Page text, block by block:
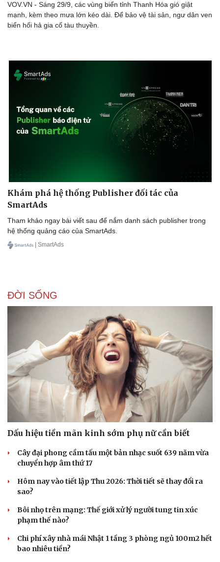
Văn học
Âm nhạc
VOV.VN - Sáng 29/9, các vùng biển tỉnh Thanh Hóa gió giật
mạnh, kèm theo mưa lớn kéo dài. Để bảo vệ tài sản, ngư dân ven
biển hối hả gia cố tàu thuyền.
Khám phá hệ thống Publisher đối tác của
SmartAds
Tham khảo ngay bài viết sau để nắm danh sách publisher trong
hệ thống quảng cáo của SmartAds.
| SmartAds
ĐỜI SỐNG
Dấu hiệu tiền mãn kinh sớm phụ nữ cần biết
Cây đại phong cầm tấu một bản nhạc suốt 639 năm vừa
chuyển hợp âm thứ 17
Hôm nay vào tiết lập Thu 2026: Thời tiết sẽ thay đổi ra
sao?
Bôi nhọ trên mạng: Thế giới xử lý người tung tin xúc
phạm thế nào?
Chi phí xây nhà mái Nhật 1 tầng 3 phòng ngủ 100m2 hết
bao nhiêu tiền?